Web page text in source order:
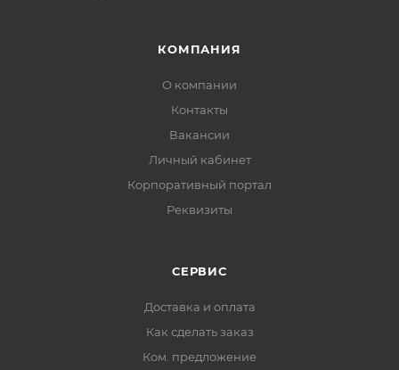
КОМПАНИЯ
О компании
Контакты
Вакансии
Личный кабинет
Корпоративный портал
Реквизиты
СЕРВИС
Доставка и оплата
Как сделать заказ
Ком. предложение